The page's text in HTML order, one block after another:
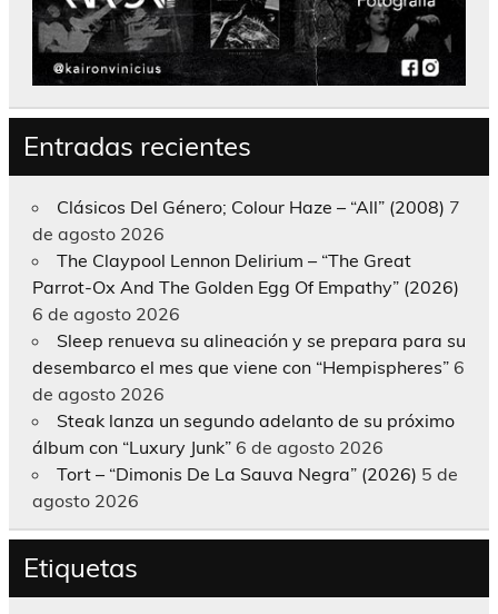
Entradas recientes
Clásicos Del Género; Colour Haze – “All” (2008) 7
de agosto 2026
The Claypool Lennon Delirium – “The Great
Parrot-Ox And The Golden Egg Of Empathy” (2026)
6 de agosto 2026
Sleep renueva su alineación y se prepara para su
desembarco el mes que viene con “Hempispheres” 6
de agosto 2026
Steak lanza un segundo adelanto de su próximo
álbum con “Luxury Junk” 6 de agosto 2026
Tort – “Dimonis De La Sauva Negra” (2026) 5 de
agosto 2026
Etiquetas